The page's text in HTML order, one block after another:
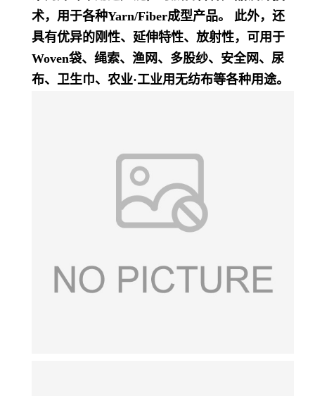
术，用于各种Yarn/Fiber成型产品。 此外，还
具有优异的刚性、延伸特性、放射性，可用于
Woven袋、绳索、渔网、多股纱、安全网、尿
布、卫生巾、农业·工业用无纺布等各种用途。